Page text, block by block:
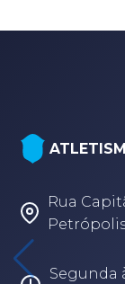
Rua
Segunda